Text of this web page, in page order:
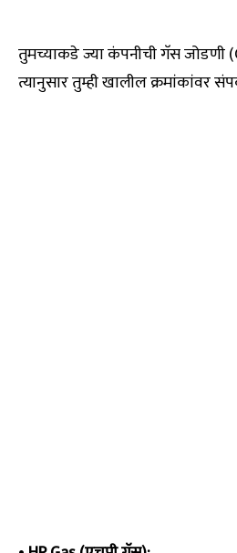
तुमच्याकडे ज्या कंपनीची गॅस जोडणी
त्यानुसार तुम्ही खालील क्रमांकांवर